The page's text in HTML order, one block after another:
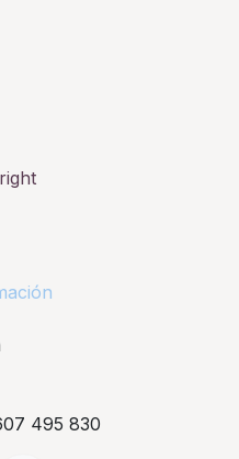
495 830